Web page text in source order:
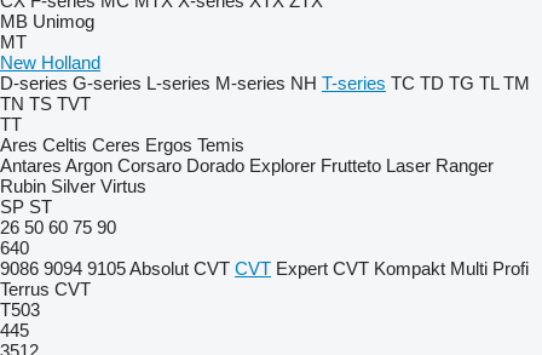
MB Unimog
MT
New Holland
D-series G-series L-series M-series NH T-series TC TD TG TL TM
TN TS TVT
TT
Ares Celtis Ceres Ergos Temis
Antares Argon Corsaro Dorado Explorer Frutteto Laser Ranger
Rubin Silver Virtus
SP ST
26 50 60 75 90
640
9086 9094 9105Absolut CVT CVT Expert CVT Kompakt Multi Profi
Terrus CVT
T503
445
3512